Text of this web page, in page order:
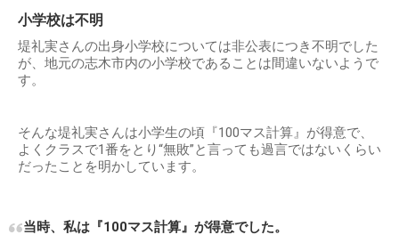
小学校は不明
堤礼実さんの出身小学校については非公表につき不明でした
が、地元の志木市内の小学校であることは間違いないようで
す。
そんな堤礼実さんは小学生の頃『100マス計算』が得意で、
よくクラスで1番をとり“無敗”と言っても過言ではないくらい
だったことを明かしています。
当時、私は『100マス計算』が得意でした。